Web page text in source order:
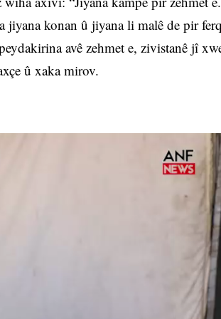
konan û jiyana li malê de pir
avê zehmet e, zivistanê jî
û xaka mirov.